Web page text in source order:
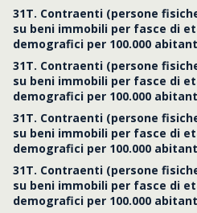
31T. Contraenti (persone
su beni immobili per fasce di
demografici per 100.000
31T. Contraenti (persone
su beni immobili per fasce di
demografici per 100.000
31T. Contraenti (persone
su beni immobili per fasce di
demografici per 100.000
31T. Contraenti (persone
su beni immobili per fasce di
demografici per 100.000